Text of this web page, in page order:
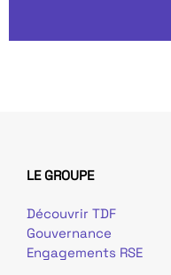
LE GROUPE
Découvrir TDF
Gouvernance
Engagements RSE